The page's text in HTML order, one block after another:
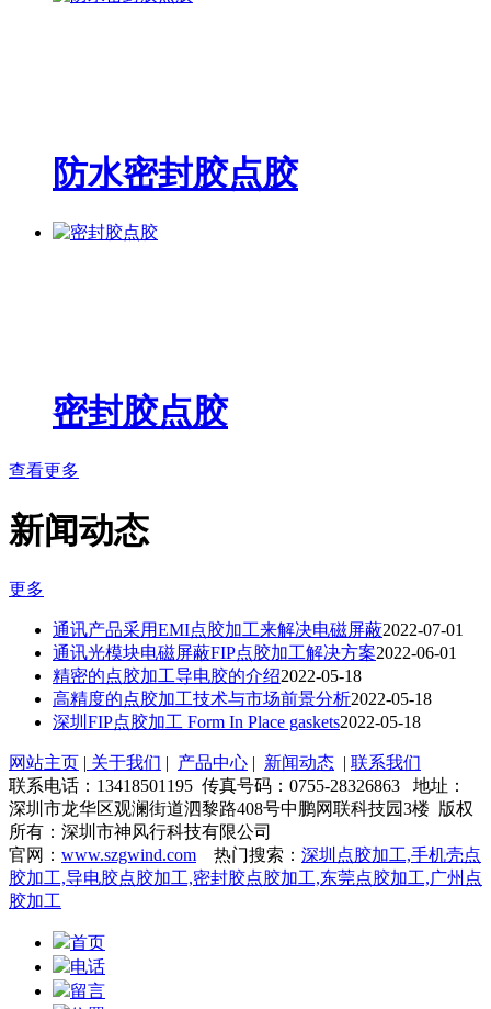
防水密封胶点胶
密封胶点胶
查看更多
新闻动态
更多
通讯产品采用EMI点胶加工来解决电磁屏蔽2022-07-01
通讯光模块电磁屏蔽FIP点胶加工解决方案2022-06-01
精密的点胶加工导电胶的介绍2022-05-18
高精度的点胶加工技术与市场前景分析2022-05-18
深圳FIP点胶加工 Form In Place gaskets2022-05-18
网站主页 | 关于我们 | 产品中心 | 新闻动态 | 联系我们
联系电话：13418501195 传真号码：0755-28326863 地址：
深圳市龙华区观澜街道泗黎路408号中鹏网联科技园3楼 版权
所有：深圳市神风行科技有限公司
官网： www.szgwind.com 热门搜索： 深圳点胶加工,手机壳点
胶加工,导电胶点胶加工,密封胶点胶加工,东莞点胶加工,广州点
胶加工
首页
电话
留言